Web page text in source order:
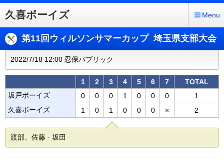
久喜ボーイズ Menu
第11回ウィルソンサマーカップ 埼玉県支部大会
2022/7/18 12:00 忍保パブリック
1 2 3 4 5 6 7
TOTAL
坂戸ボーイズ
0 0 0 1 0 0 0
1
久喜ボーイズ
1 0 1 0 0 0 × 2
渡部、佐藤 - 坂田